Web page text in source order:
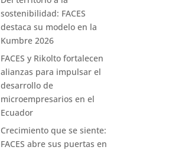
sostenibilidad: FACES
destaca su modelo en la
Kumbre 2026
FACES y Rikolto fortalecen
alianzas para impulsar el
desarrollo de
microempresarios en el
Ecuador
Crecimiento que se siente:
FACES abre sus puertas en